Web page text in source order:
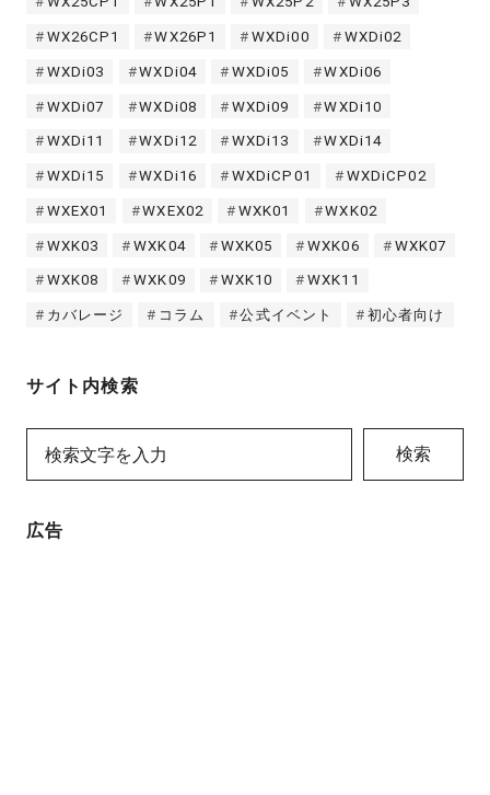
WX26CP1 WX26P1 WXDi00 WXDi02
WXDi03 WXDi04 WXDi05 WXDi06
WXDi07 WXDi08 WXDi09 WXDi10
WXDi11 WXDi12 WXDi13 WXDi14
WXDi15 WXDi16 WXDiCP01 WXDiCP02
WXEX01 WXEX02 WXK01 WXK02
WXK03 WXK04 WXK05 WXK06 WXK07
WXK08 WXK09 WXK10 WXK11
カバレージ コラム 公式イベント 初心者向け
サイト内検索
検索
広告